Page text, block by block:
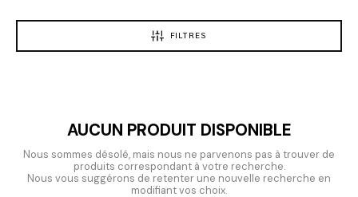
FILTRES
AUCUN PRODUIT DISPONIBLE
Nous sommes désolé, mais nous ne parvenons pas à trouver de
produits correspondant à votre recherche.
Nous vous suggérons de retenter une nouvelle recherche en
modifiant vos choix.